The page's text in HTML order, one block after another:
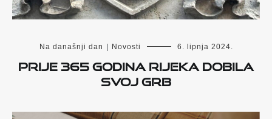
Na današnji dan Novosti 6. lipnja 2024.
Prije 365 godina Rijeka dobila
svoj grb